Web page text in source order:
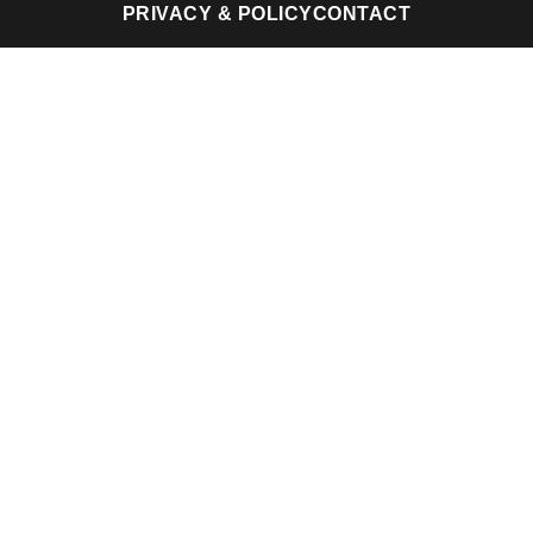
PRIVACY & POLICYCONTACT